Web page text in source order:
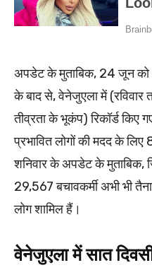
अपडेट के मुताबिक, 24 जून
के बाद से, वेनेजुएला में
तीव्रता के भूकंप) रिकॉर्ड किए
प्रभावित लोगों की मदद के
शनिवार के अपडेट के मुताबिक,
29,567 बचावकर्मी अभी भी
लोग शामिल हैं।
वेनेजुएला में सात